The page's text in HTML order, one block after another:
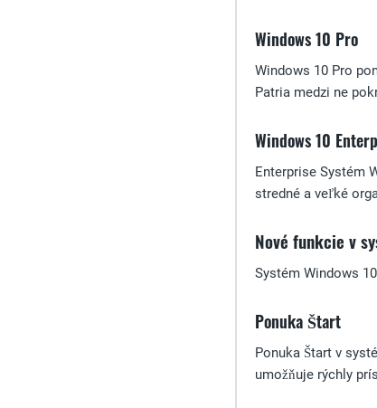
Windows 10 Pro
Windows 10 Pro
Patria medzi ne
Windows 10
Enterprise Systém
stredné a veľké
Nové funkcie v
Systém Windows
Ponuka Štart
Ponuka Štart v
umožňuje rýchly